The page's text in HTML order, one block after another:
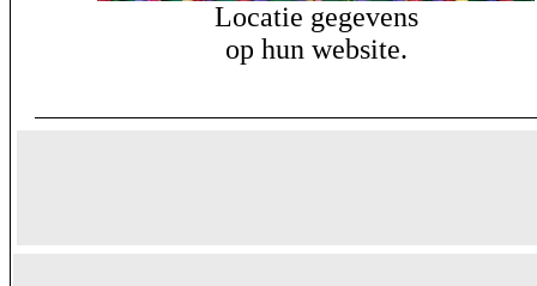
Locatie gegevens
op hun website.